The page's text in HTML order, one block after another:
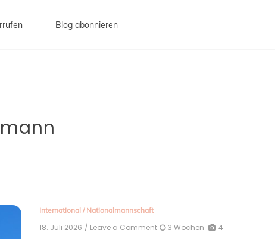
Blog abonnieren
International / Nationalmannschaft
18. Juli 2026 / Leave a Comment on 3 Wochen 4